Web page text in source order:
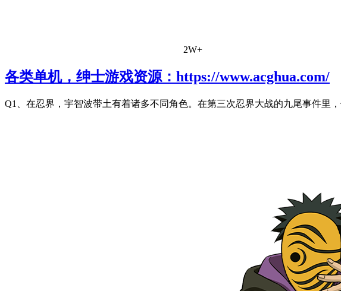
2W+
各类单机，绅士游戏资源：https://www.acghua.com/
Q1、在忍界，宇智波带土有着诸多不同角色。在第三次忍界大战的九尾事件里